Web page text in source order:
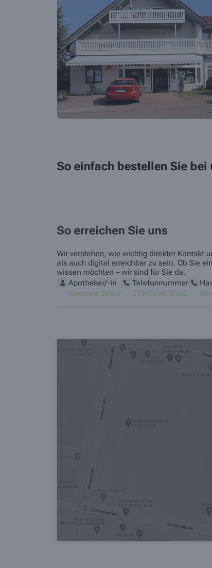
So einfach bestellen Sie
So erreichen Sie uns
Wir verstehen, wie wichtig direkter Kontakt
als auch digital erreichbar zu sein. Ob Sie
wissen möchten – wir sind für Sie da.
Apotheker/-in
Susanne Drost
Telefonnummer
07966/90 30 00